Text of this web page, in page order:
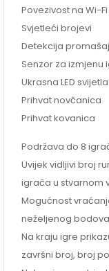
Povezivost na Wi-
Svjetleći brojevi
Detekcija
Senzor za izmjenu
Ukrasna LED svijetla
Prihvat novčanica
Prihvat kovanica
Podržava do 8
Uvijek vidljivi broj
igrača u stvarnom
Mogućnost
neželjenog
Na kraju igre
završni broj, broj